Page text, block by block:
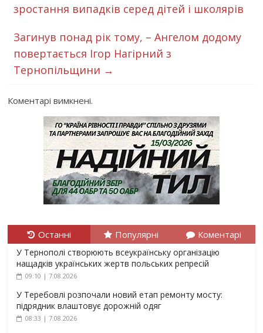
зростання випадків серед дітей і школярів
Загинув понад рік тому, – Ангелом додому
повертається Ігор Нагірний з
Тернопільщини →
Коментарі вимкнені.
Останні Популярні Коментарі
У Тернополі створюють всеукраїнську організацію
нащадків українських жертв польських репресій
09:10 | 7.08.2026
У Теребовлі розпочали новий етап ремонту мосту:
підрядник влаштовує дорожній одяг
08:33 | 7.08.2026